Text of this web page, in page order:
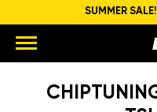
SUMMER